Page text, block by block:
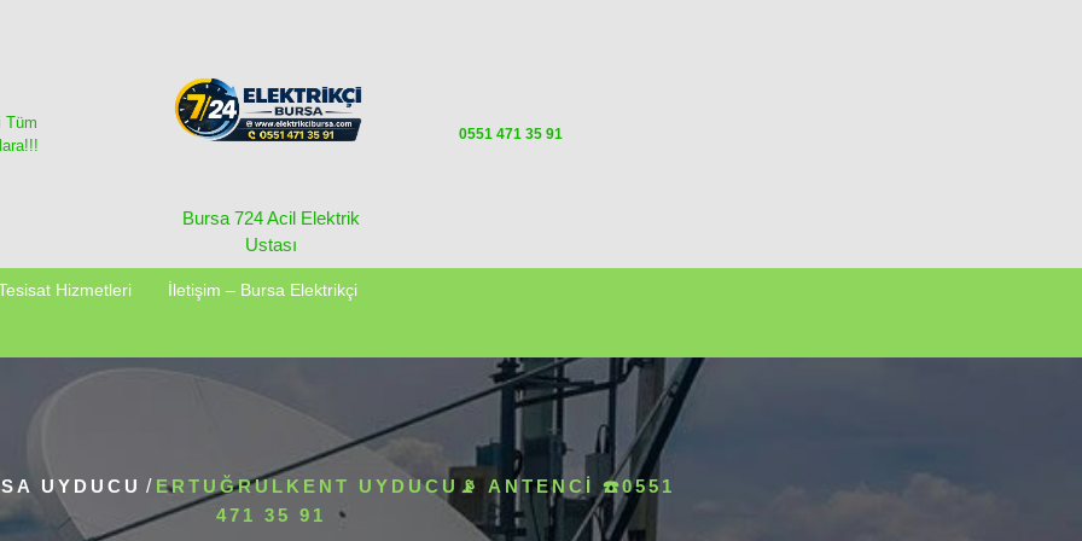
Tüm
Bursa 724 Acil Elektrik
Ustası
0551 471 35 91
Hizmetleri İletişim – Bursa Elektrikçi
UYDUCU / ERTUĞRULKENT UYDUCU📡 ANTENCI ☎️0551
471 35 91